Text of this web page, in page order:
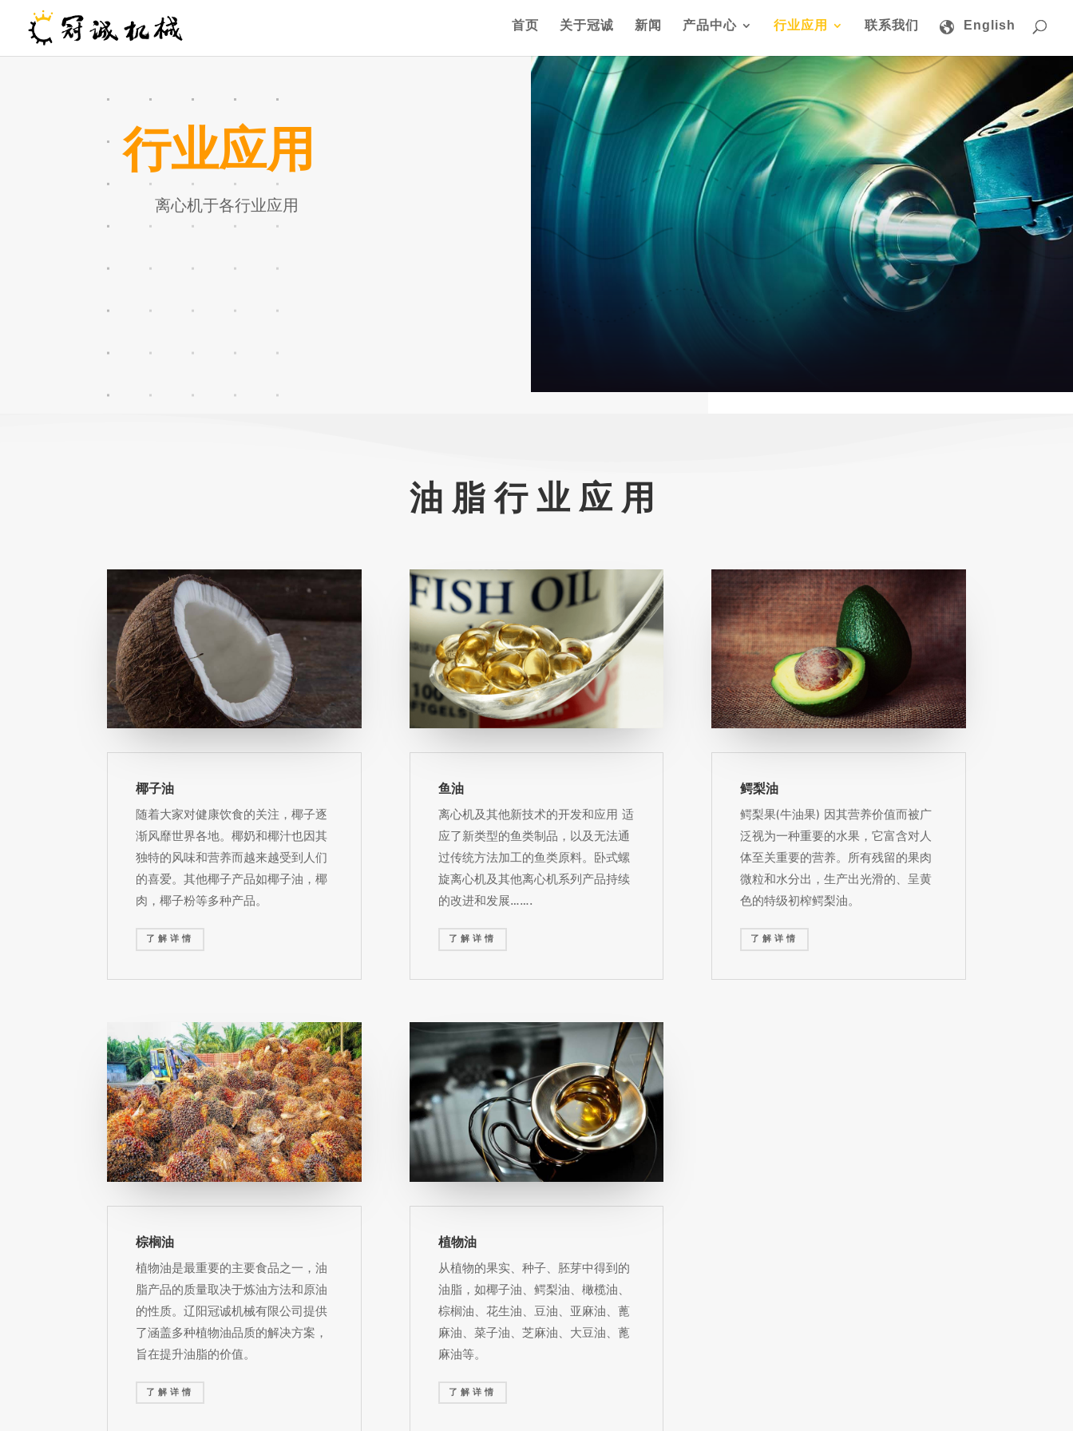
首页 关于冠诚 新闻 产品中心 行业应用 联系我们 English
行业应用
离心机于各行业应用
油脂行业应用
椰子油
随着大家对健康饮食的关注，椰子逐
渐风靡世界各地。椰奶和椰汁也因其
独特的风味和营养而越来越受到人们
的喜爱。其他椰子产品如椰子油，椰
肉，椰子粉等多种产品。
了解详情
鱼油
离心机及其他新技术的开发和应用 适
应了新类型的鱼类制品，以及无法通
过传统方法加工的鱼类原料。卧式螺
旋离心机及其他离心机系列产品持续
的改进和发展…….
了解详情
鳄梨油
鳄梨果(牛油果) 因其营养价值而被广
泛视为一种重要的水果，它富含对人
体至关重要的营养。所有残留的果肉
微粒和水分出，生产出光滑的、呈黄
色的特级初榨鳄梨油。
了解详情
棕榈油
植物油是最重要的主要食品之一，油
脂产品的质量取决于炼油方法和原油
的性质。辽阳冠诚机械有限公司提供
了涵盖多种植物油品质的解决方案，
旨在提升油脂的价值。
了解详情
植物油
从植物的果实、种子、胚芽中得到的
油脂，如椰子油、鳄梨油、橄榄油、
棕榈油、花生油、豆油、亚麻油、蓖
麻油、菜子油、芝麻油、大豆油、蓖
麻油等。
了解详情